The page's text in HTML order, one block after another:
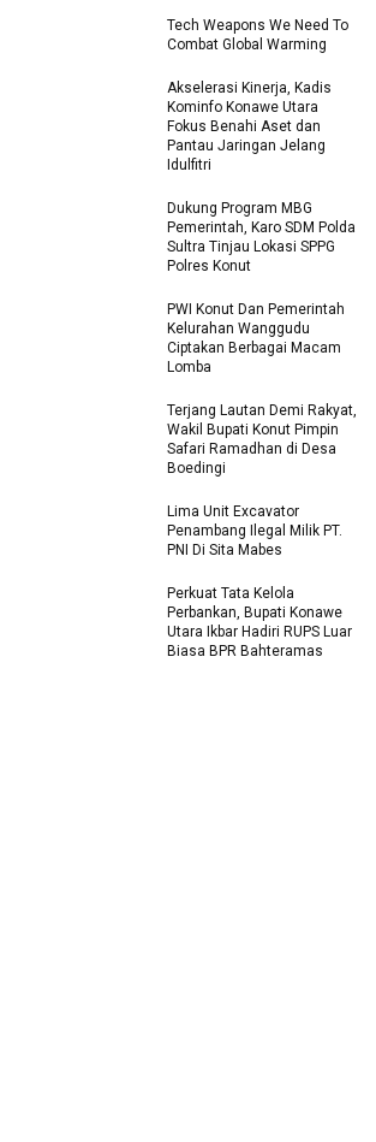
Tech Weapons We Need To
Combat Global Warming
Akselerasi Kinerja, Kadis
Kominfo Konawe Utara
Fokus Benahi Aset dan
Pantau Jaringan Jelang
Idulfitri
Dukung Program MBG
Pemerintah, Karo SDM Polda
Sultra Tinjau Lokasi SPPG
Polres Konut
PWI Konut Dan Pemerintah
Kelurahan Wanggudu
Ciptakan Berbagai Macam
Lomba
Terjang Lautan Demi Rakyat,
Wakil Bupati Konut Pimpin
Safari Ramadhan di Desa
Boedingi
Lima Unit Excavator
Penambang Ilegal Milik PT.
PNI Di Sita Mabes
Perkuat Tata Kelola
Perbankan, Bupati Konawe
Utara Ikbar Hadiri RUPS Luar
Biasa BPR Bahteramas